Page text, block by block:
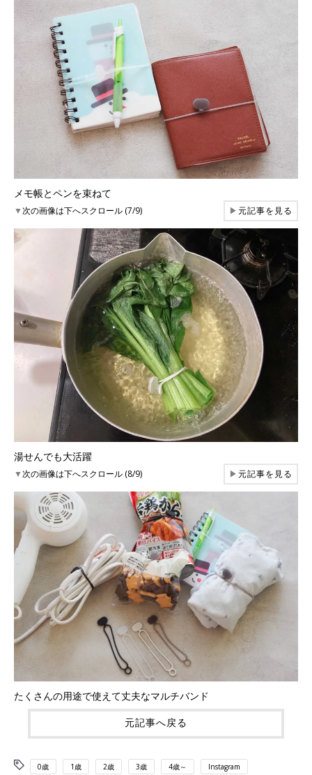
メモ帳とペンを束ねて
▼次の画像は下へスクロール (7/9) ▶元記事を見る
湯せんでも大活躍
▼次の画像は下へスクロール (8/9) ▶元記事を見る
たくさんの用途で使えて丈夫なマルチバンド
元記事へ戻る
0歳 1歳 2歳 3歳 4歳～ Instagram